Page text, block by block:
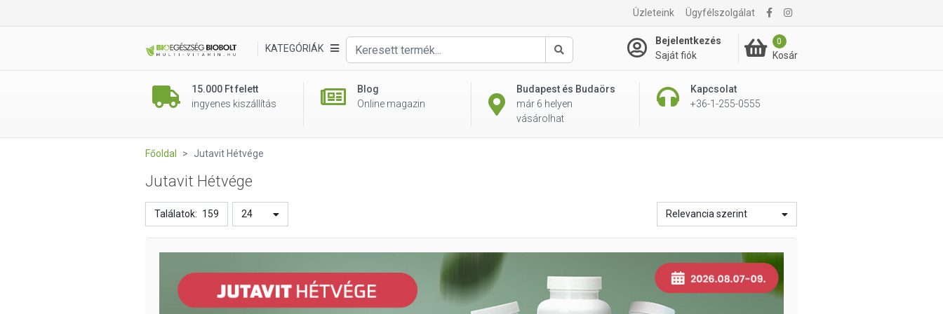
Üzleteink Ügyfélszolgálat
KATEGÓRIÁK
Keresés
Bejelentkezés
Saját fiók
0
Kosár
15.000 Ft felett
ingyenes kiszállítás
Blog
Online magazin
Budapest és Budaörs
már 6 helyen
vásárolhat
Kapcsolat
+36-1-255-0555
Főoldal Jutavit Hétvége
Jutavit Hétvége
Találatok: 159 24 Relevancia szerint